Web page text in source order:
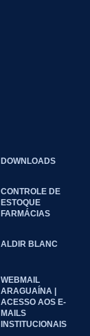
DOWNLOADS
CONTROLE DE
ESTOQUE
FARMÁCIAS
ALDIR BLANC
WEBMAIL
ARAGUAÍNA |
ACESSO AOS E-
MAILS
INSTITUCIONAIS